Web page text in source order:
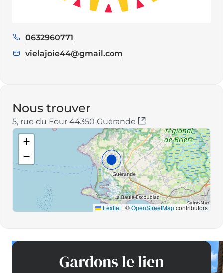
Téléphone
0632960771
Evielajoie44@gmail.com
Nous trouver
5, rue du Four 44350 Guérande
+
−
Leaflet | ©OpenStreetMapcontributors
Gardons le lien